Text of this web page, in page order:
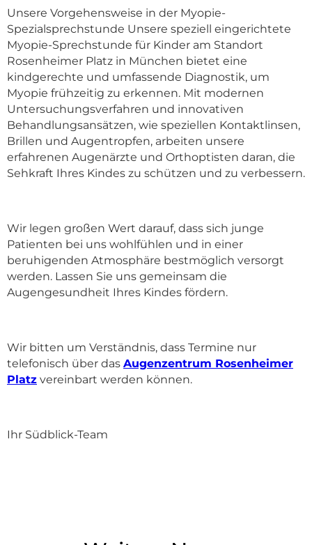
Unsere Vorgehensweise in der Myopie-
Spezialsprechstunde Unsere speziell eingerichtete
Myopie-Sprechstunde für Kinder am Standort
Rosenheimer Platz in München bietet eine
kindgerechte und umfassende Diagnostik, um
Myopie frühzeitig zu erkennen. Mit modernen
Untersuchungsverfahren und innovativen
Behandlungsansätzen, wie speziellen Kontaktlinsen,
Brillen und Augentropfen, arbeiten unsere
erfahrenen Augenärzte und Orthoptisten daran, die
Sehkraft Ihres Kindes zu schützen und zu verbessern.
Wir legen großen Wert darauf, dass sich junge
Patienten bei uns wohlfühlen und in einer
beruhigenden Atmosphäre bestmöglich versorgt
werden. Lassen Sie uns gemeinsam die
Augengesundheit Ihres Kindes fördern.
Wir bitten um Verständnis, dass Termine nur
telefonisch über das Augenzentrum Rosenheimer
Platz vereinbart werden können.
Ihr Südblick-Team